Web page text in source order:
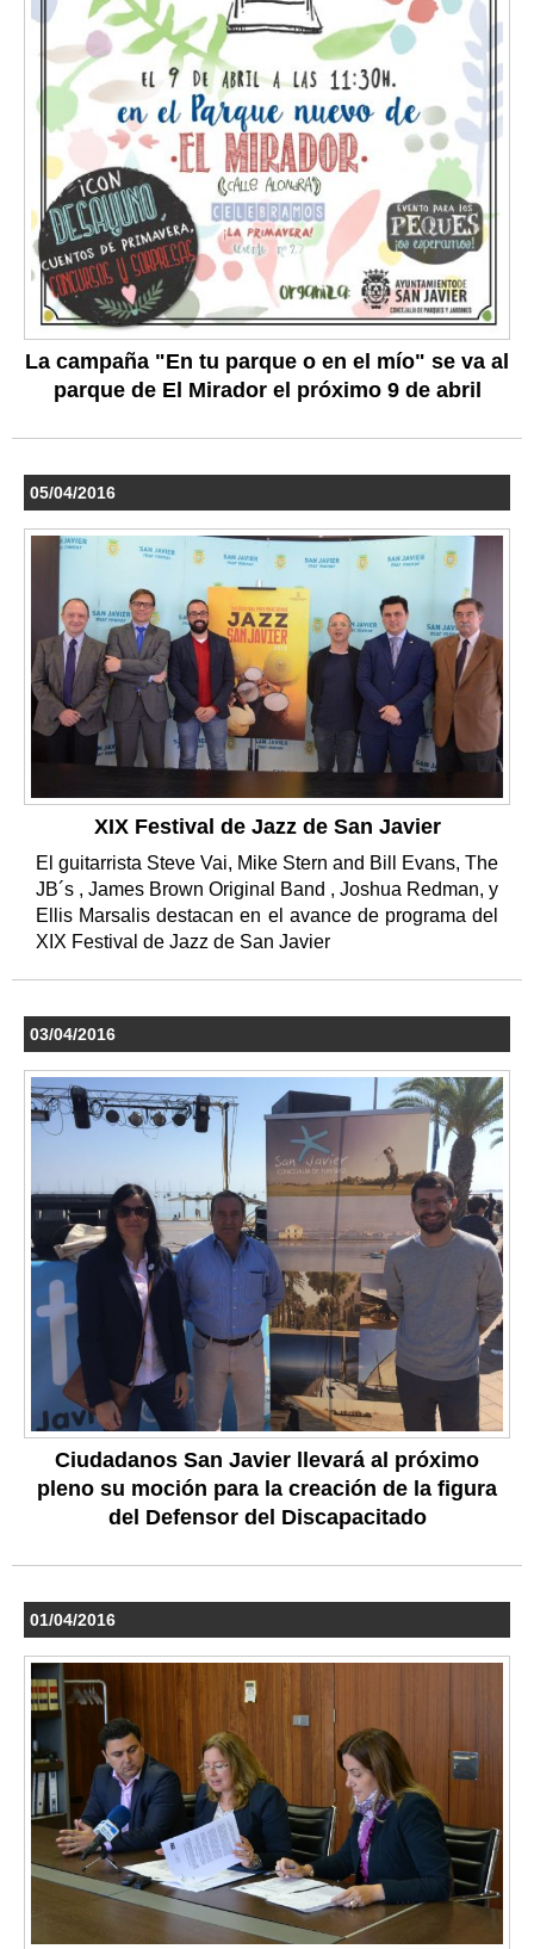
La campaña "En tu parque o en el mío" se va al
parque de El Mirador el próximo 9 de abril
05/04/2016
XIX Festival de Jazz de San Javier
El guitarrista Steve Vai, Mike Stern and Bill Evans, The
JB´s , James Brown Original Band , Joshua Redman, y
Ellis Marsalis destacan en el avance de programa del
XIX Festival de Jazz de San Javier
03/04/2016
Ciudadanos San Javier llevará al próximo
pleno su moción para la creación de la figura
del Defensor del Discapacitado
01/04/2016